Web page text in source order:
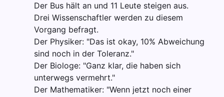
Der Bus hält an und 11 Leute steigen aus.
Drei Wissenschaftler werden zu diesem
Vorgang befragt.
Der Physiker: "Das ist okay, 10% Abweichung
sind noch in der Toleranz."
Der Biologe: "Ganz klar, die haben sich
unterwegs vermehrt."
Der Mathematiker: "Wenn jetzt noch einer